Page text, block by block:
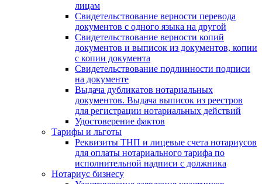
лицам
Свидетельствование верности перевода
документов с одного языка на другой
Свидетельствование верности копий
документов и выписок из документов, копии
с копии документа
Свидетельствование подлинности подписи
на документе
Выдача дубликатов нотариальных
документов. Выдача выписок из реестров
для регистрации нотариальных действий
Удостоверение фактов
Тарифы и льготы
Реквизиты ТНП и лицевые счета нотариусов
для оплаты нотариального тарифа по
исполнительной надписи с должника
Нотариус бизнесу